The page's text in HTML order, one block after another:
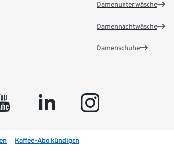
Damenunterwäsche
Damennachtwäsche
Damenschuhe
linkedin instagram
Kaffee-Abo kündigen